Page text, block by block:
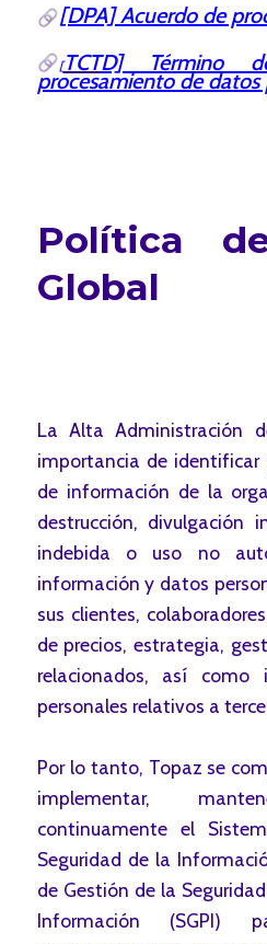
[DPA] Acuerdo de
[TCTD] Término
procesamiento de datos
Política
Global
La Alta Administración
importancia de
de información de la
destrucción, divulgación
indebida o uso no
información y datos
sus clientes,
de precios, estrategia,
relacionados, así
personales relativos a
Por lo tanto, Topaz se
implementar,
continuamente el
Seguridad de la
de Gestión de la
Información (SGPI)